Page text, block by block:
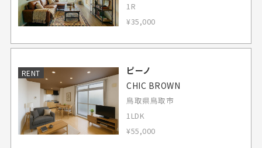
1R
¥35,000
RENT
ピーノ
CHIC BROWN
鳥取県鳥取市
1LDK
¥55,000